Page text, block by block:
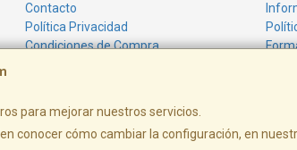
para mejorar nuestros servicios.
conocer cómo cambiar la configuración, en
Contacto
Política Privacidad
Condiciones de Compra
, , , , España. -